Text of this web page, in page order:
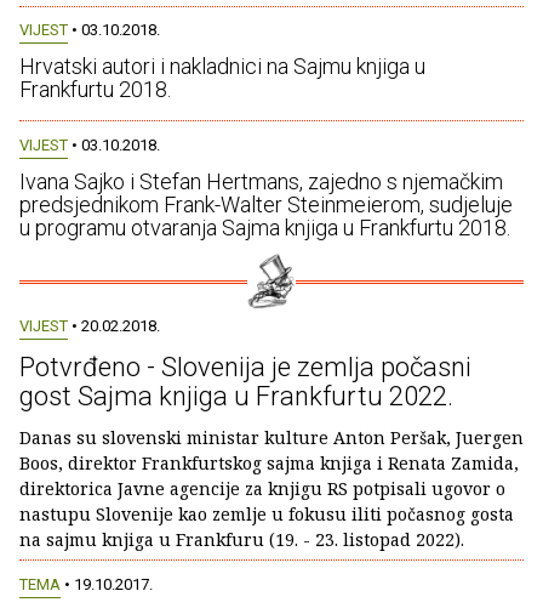
VIJEST • 03.10.2018.
Hrvatski autori i nakladnici na Sajmu knjiga u
Frankfurtu 2018.
VIJEST • 03.10.2018.
Ivana Sajko i Stefan Hertmans, zajedno s njemačkim
predsjednikom Frank-Walter Steinmeierom, sudjeluje
u programu otvaranja Sajma knjiga u Frankfurtu 2018.
VIJEST • 20.02.2018.
Potvrđeno - Slovenija je zemlja počasni
gost Sajma knjiga u Frankfurtu 2022.
Danas su slovenski ministar kulture Anton Peršak, Juergen
Boos, direktor Frankfurtskog sajma knjiga i Renata Zamida,
direktorica Javne agencije za knjigu RS potpisali ugovor o
nastupu Slovenije kao zemlje u fokusu iliti počasnog gosta
na sajmu knjiga u Frankfuru (19. - 23. listopad 2022).
TEMA • 19.10.2017.